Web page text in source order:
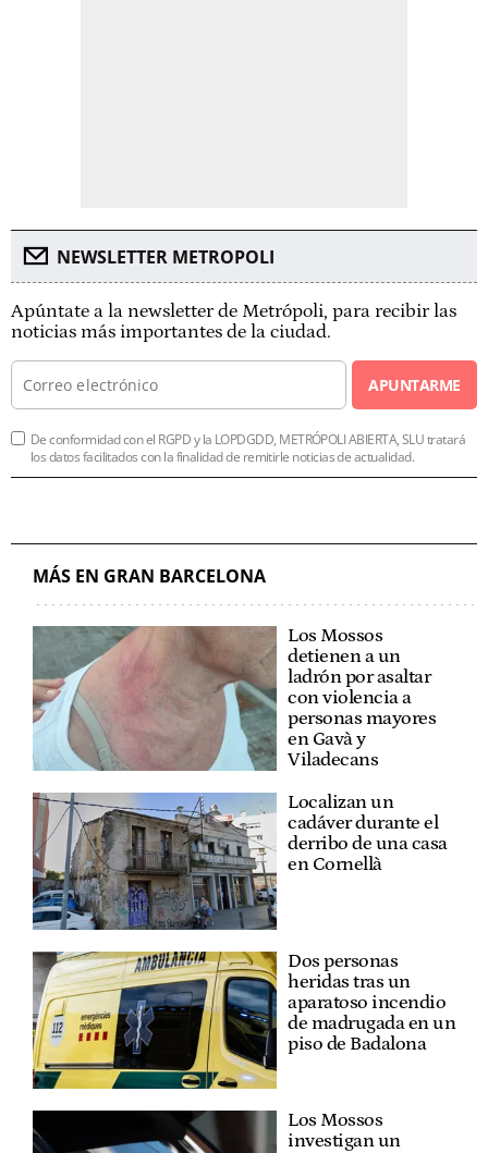
NEWSLETTER METROPOLI
Apúntate a la newsletter de Metrópoli, para recibir las
noticias más importantes de la ciudad.
APUNTARME
De conformidad con el RGPD y la LOPDGDD, METRÓPOLI ABIERTA, SLU tratará
los datos facilitados con la finalidad de remitirle noticias de actualidad.
MÁS EN GRAN BARCELONA
Los Mossos
detienen a un
ladrón por asaltar
con violencia a
personas mayores
en Gavà y
Viladecans
Localizan un
cadáver durante el
derribo de una casa
en Cornellà
Dos personas
heridas tras un
aparatoso incendio
de madrugada en un
piso de Badalona
Los Mossos
investigan un